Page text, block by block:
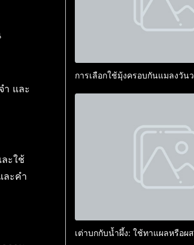
ำ และ
ะใช้
ละคำ
การเลือกใช้มุ้งครอบกันแมลงวัน
เต่าบกกับน้ำผึ้ง: ใช้ทาแผลหรือผ